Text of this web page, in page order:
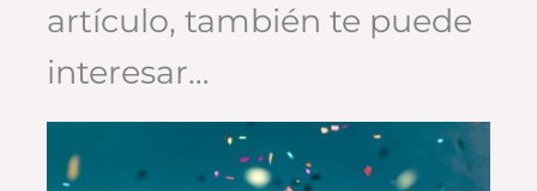
artículo, también te puede
interesar…